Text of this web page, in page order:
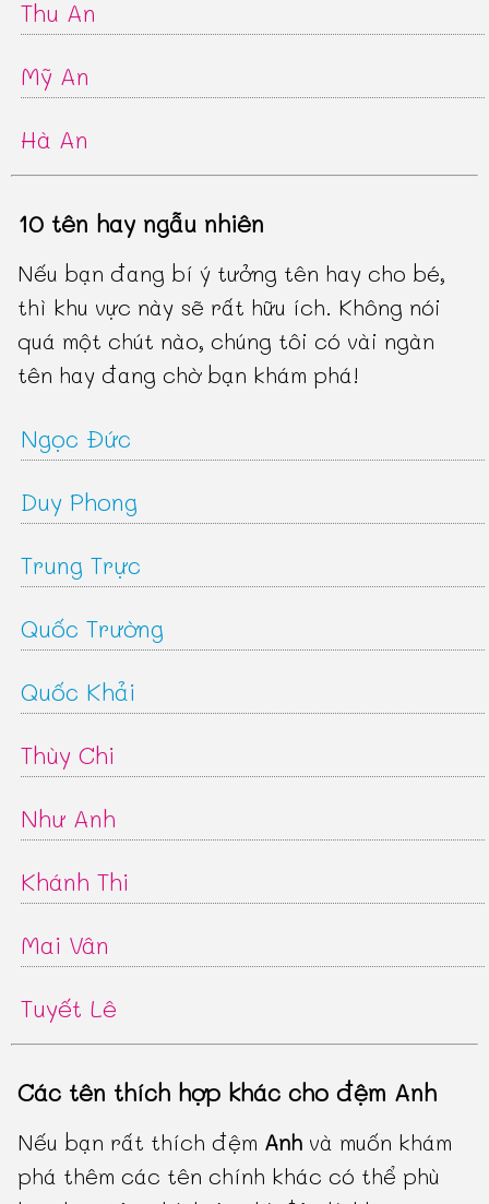
Thu An
Mỹ An
Hà An
10 tên hay ngẫu nhiên
Nếu bạn đang bí ý tưởng tên hay cho bé,
thì khu vực này sẽ rất hữu ích. Không nói
quá một chút nào, chúng tôi có vài ngàn
tên hay đang chờ bạn khám phá!
Ngọc Đức
Duy Phong
Trung Trực
Quốc Trường
Quốc Khải
Thùy Chi
Như Anh
Khánh Thi
Mai Vân
Tuyết Lê
Các tên thích hợp khác cho đệm Anh
Nếu bạn rất thích đệm Anh và muốn khám
phá thêm các tên chính khác có thể phù